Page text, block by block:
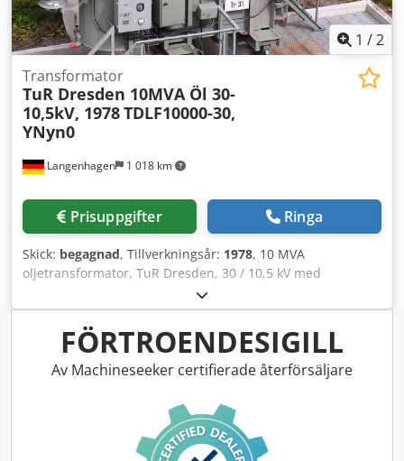
1 /2
Langenhagen 1 018 km
Transformator
TuR Dresden 10MVA Öl 30-
10,5kV, 1978TDLF10000-30,
YNyn0
Prisuppgifter Ringa
Skick: begagnad, Tillverkningsår: 1978, 10 MVA
oljetransformator, TuR Dresden, 30 / 10,5 kV med
stegkopplare (19 steg), kopplingsgrupp YNyn0, med
expansionstank, Buchholz-relä, luftavfuktare, fläktar,
visartermometer, tillverkningsår 1978 Dedst Akl Hspfx
ApdockFÖRTROENDESIGILL
Av Machineseeker certifierade återförsäljare